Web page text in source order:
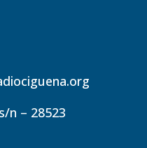
n – 28523